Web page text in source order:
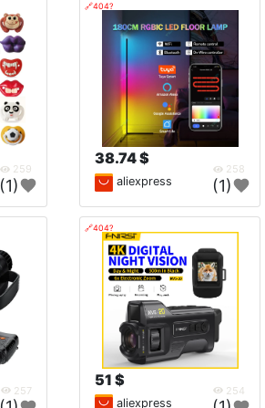
259
(1)
🔗404?
38.74 $
258
aliexpress (1)
257
🔗404?
51 $
254
aliexpress